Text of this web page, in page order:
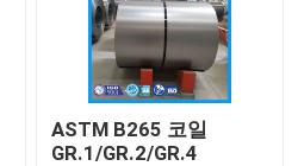
ASTM B265 코일
GR.1/GR.2/GR.4